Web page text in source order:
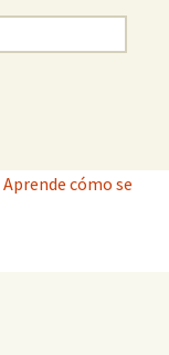
Aprende cómo se